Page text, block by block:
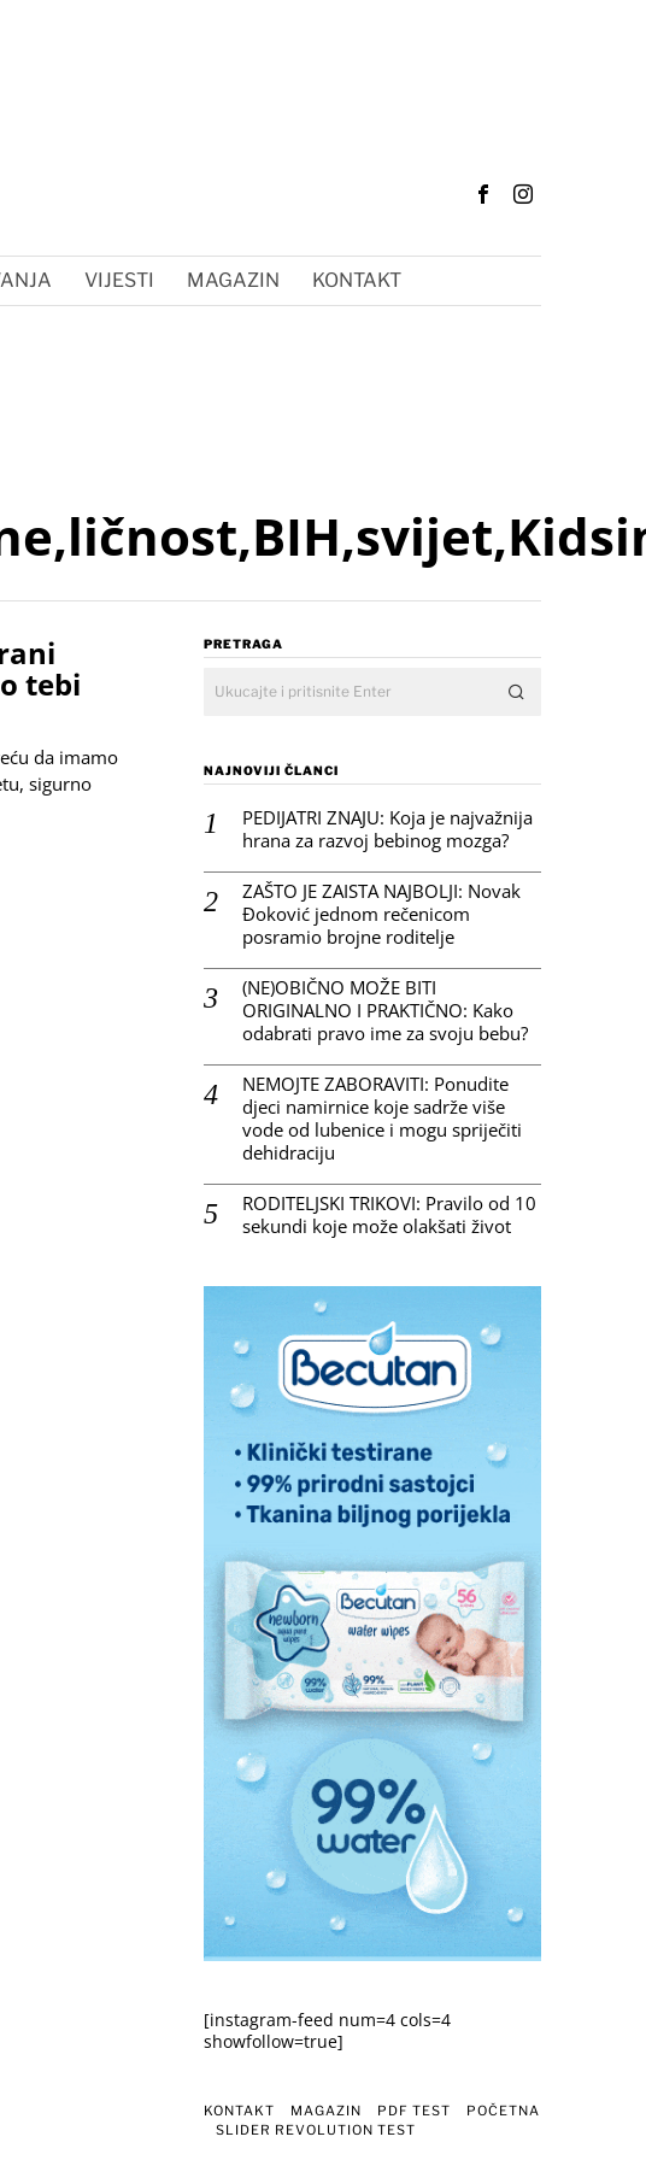
VIJESTI MAGAZIN KONTAKT
tebi
da imamo
sigurno
PRETRAGA
NAJNOVIJI ČLANCI
PEDIJATRI ZNAJU: Koja je najvažnija
hrana za razvoj bebinog mozga?
ZAŠTO JE ZAISTA NAJBOLJI: Novak
Đoković jednom rečenicom
posramio brojne roditelje
(NE)OBIČNO MOŽE BITI
ORIGINALNO I PRAKTIČNO: Kako
odabrati pravo ime za svoju bebu?
NEMOJTE ZABORAVITI: Ponudite
djeci namirnice koje sadrže više
vode od lubenice i mogu spriječiti
dehidraciju
RODITELJSKI TRIKOVI: Pravilo od 10
sekundi koje može olakšati život
[instagram-feed num=4 cols=4
showfollow=true]
KONTAKT MAGAZIN PDF TEST
POČETNA
SLIDER REVOLUTION TEST